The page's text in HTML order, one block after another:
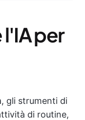
per
gli strumenti di
di routine,